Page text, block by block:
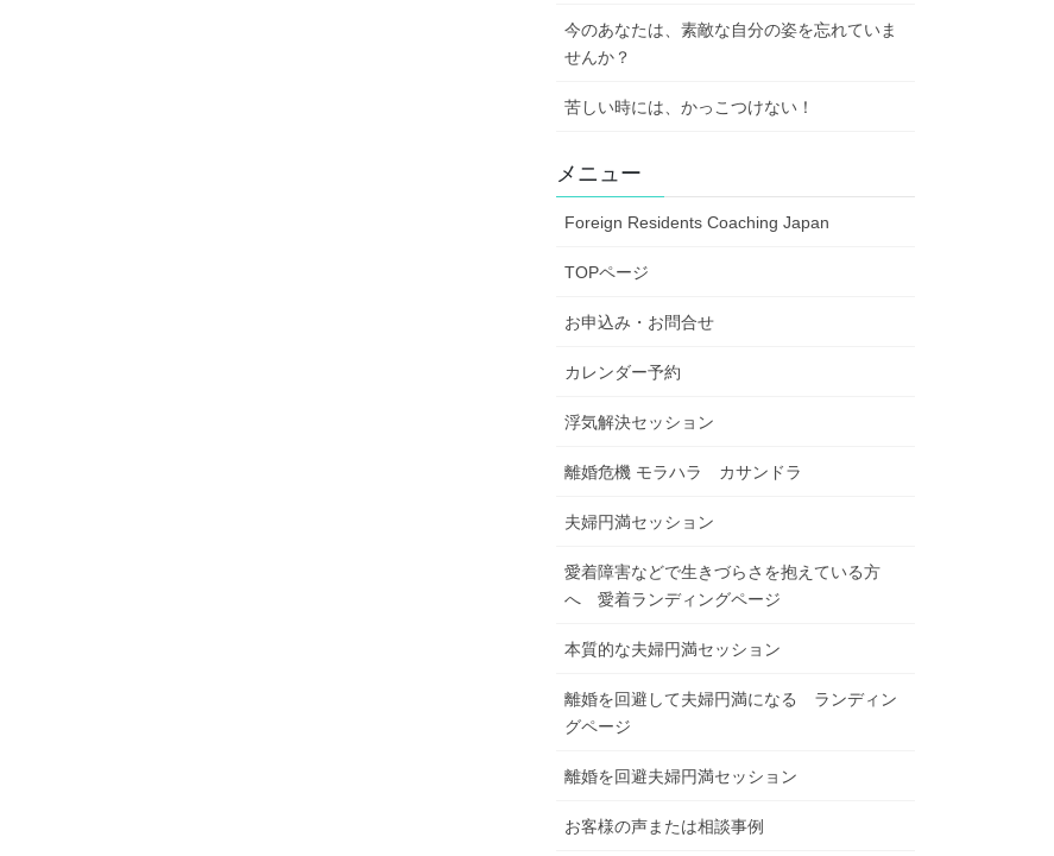
今のあなたは、素敵な自分の姿を忘れていま
せんか？
苦しい時には、かっこつけない！
メニュー
Foreign Residents Coaching Japan
TOPページ
お申込み・お問合せ
カレンダー予約
浮気解決セッション
離婚危機 モラハラ カサンドラ
夫婦円満セッション
愛着障害などで生きづらさを抱えている方
へ 愛着ランディングページ
本質的な夫婦円満セッション
離婚を回避して夫婦円満になる ランディン
グページ
離婚を回避夫婦円満セッション
お客様の声または相談事例